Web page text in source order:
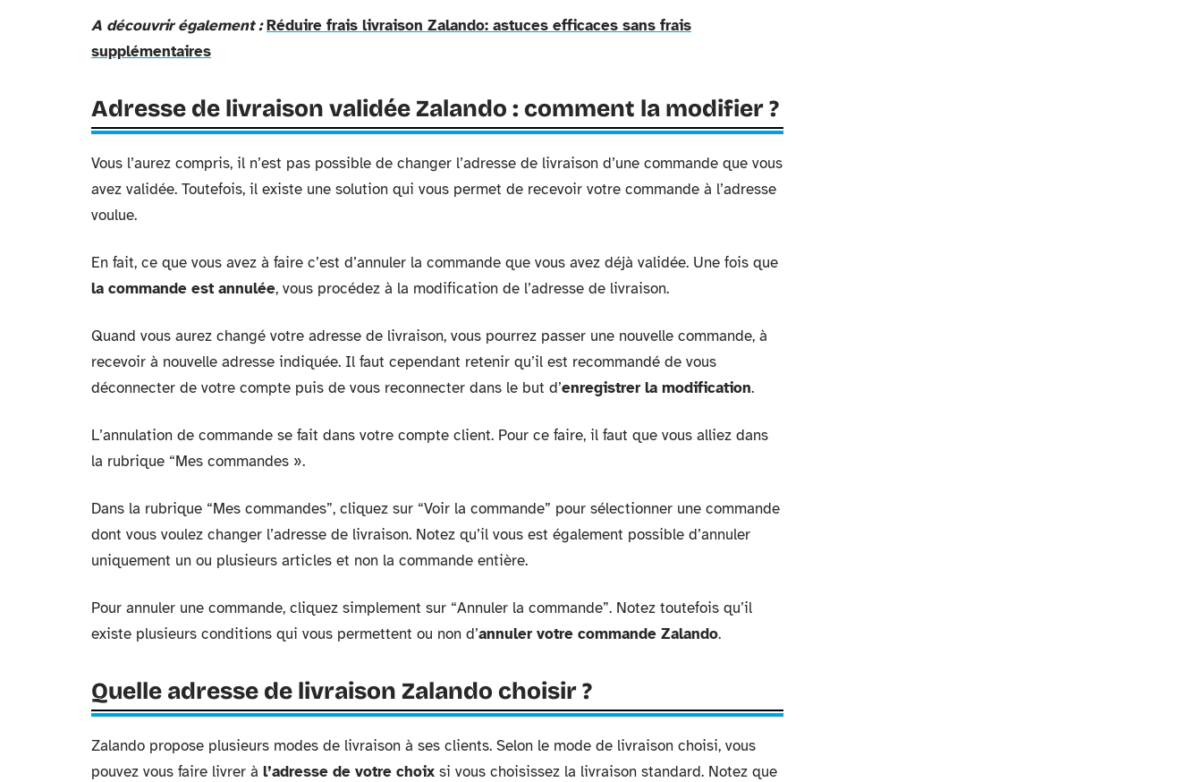
A découvrir également : Réduire frais livraison Zalando: astuces efficaces sans frais
supplémentaires
Adresse de livraison validée Zalando : comment la modifier ?
Vous l’aurez compris, il n’est pas possible de changer l’adresse de livraison d’une commande que vous
avez validée. Toutefois, il existe une solution qui vous permet de recevoir votre commande à l’adresse
voulue.
En fait, ce que vous avez à faire c’est d’annuler la commande que vous avez déjà validée. Une fois que
la commande est annulée, vous procédez à la modification de l’adresse de livraison.
Quand vous aurez changé votre adresse de livraison, vous pourrez passer une nouvelle commande, à
recevoir à nouvelle adresse indiquée. Il faut cependant retenir qu’il est recommandé de vous
déconnecter de votre compte puis de vous reconnecter dans le but d’enregistrer la modification.
L’annulation de commande se fait dans votre compte client. Pour ce faire, il faut que vous alliez dans
la rubrique “Mes commandes ».
Dans la rubrique “Mes commandes”, cliquez sur “Voir la commande” pour sélectionner une commande
dont vous voulez changer l’adresse de livraison. Notez qu’il vous est également possible d’annuler
uniquement un ou plusieurs articles et non la commande entière.
Pour annuler une commande, cliquez simplement sur “Annuler la commande”. Notez toutefois qu’il
existe plusieurs conditions qui vous permettent ou non d’annuler votre commande Zalando.
Quelle adresse de livraison Zalando choisir ?
Zalando propose plusieurs modes de livraison à ses clients. Selon le mode de livraison choisi, vous
pouvez vous faire livrer à l’adresse de votre choix si vous choisissez la livraison standard. Notez que